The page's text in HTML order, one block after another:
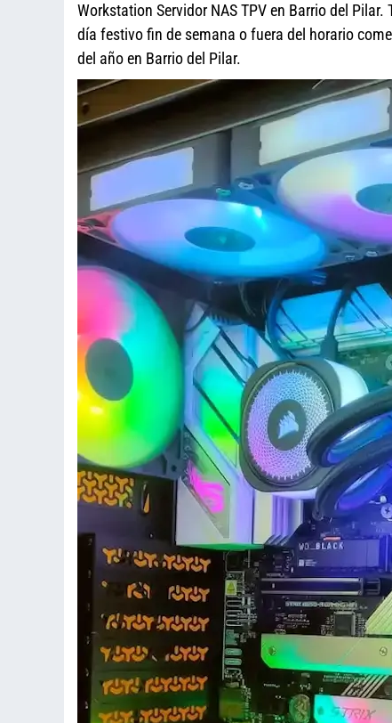
Workstation Servidor NAS TPV en Barrio del
día festivo fin de semana o fuera del horario
del año en Barrio del Pilar.